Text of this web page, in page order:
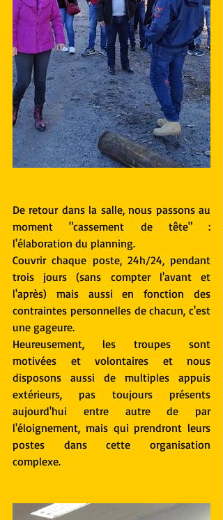
De retour dans la salle, nous passons au
moment "cassement de tête" :
l'élaboration du planning.
Couvrir chaque poste, 24h/24, pendant
trois jours (sans compter l'avant et
l'après) mais aussi en fonction des
contraintes personnelles de chacun, c'est
une gageure.
Heureusement, les troupes sont
motivées et volontaires et nous
disposons aussi de multiples appuis
extérieurs, pas toujours présents
aujourd'hui entre autre de par
l'éloignement, mais qui prendront leurs
postes dans cette organisation
complexe.